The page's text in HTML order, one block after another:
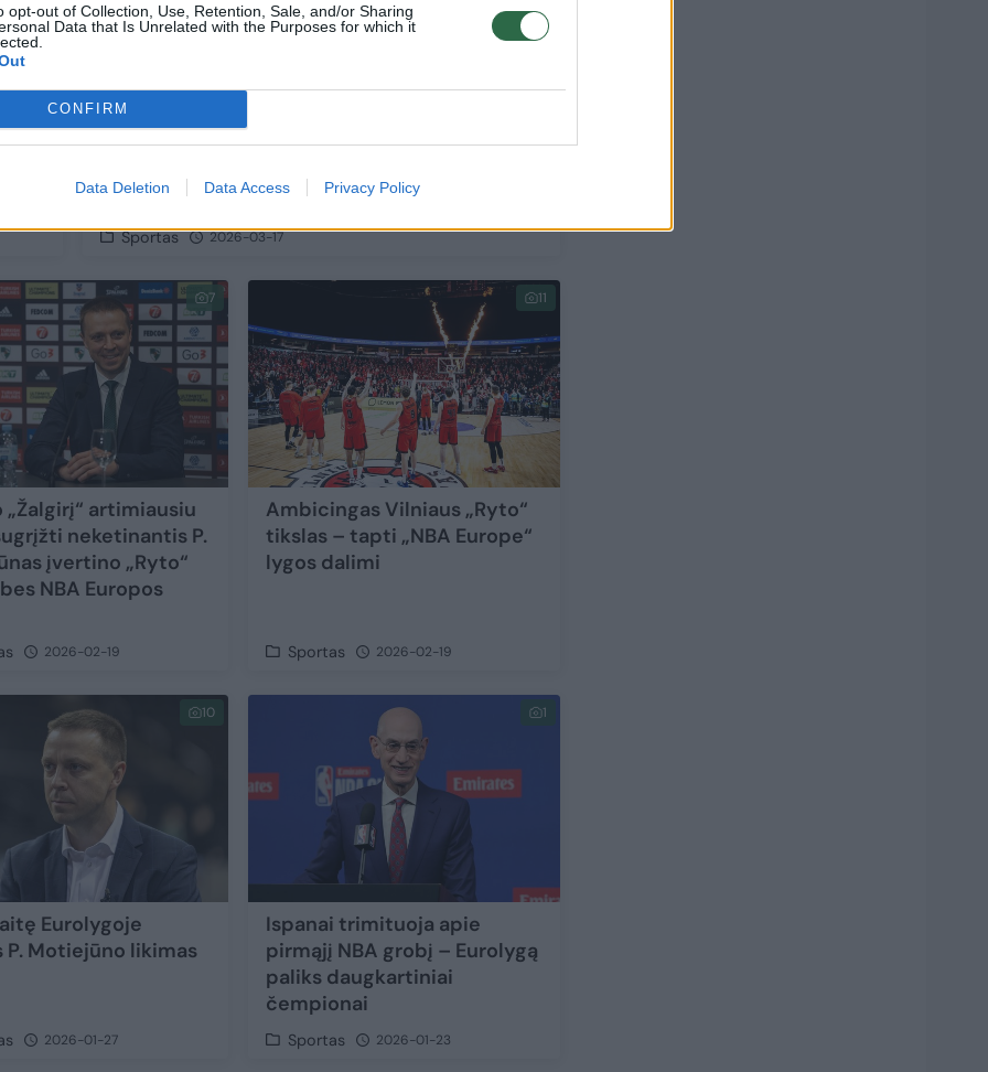
opt-out of Collection, Use, Retention, Sale, and/or Sharing
Data that Is Unrelated with the Purposes for which it
CONFIRM
Data Deletion Data Access Privacy Policy
„NBA Europe“ projekte bus kuriamos trys
naujos komandos
Sportas 2026-03-17
7
„Žalgirį“ artimiausiu
neketinantis P.
įvertino „Ryto“
NBA Europos
2026-02-19
11
Ambicingas Vilniaus „Ryto“
tikslas – tapti „NBA Europe“
lygos dalimi
Sportas 2026-02-19
10
Eurolygoje
P. Motiejūno likimas
2026-01-27
1
Ispanai trimituoja apie
pirmąjį NBA grobį – Eurolygą
paliks daugkartiniai
čempionai
Sportas 2026-01-23